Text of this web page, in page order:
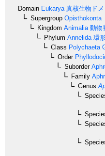
Domain Eukarya 真核生物ドメ
Supergroup Opisthokonta
Kingdom Animalia 動物
Phylum Annelida 環
Class Polychaeta
Order
Suborder
Family
Genus